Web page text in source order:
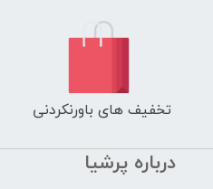
تخفیف های باورنکردنی
درباره پرشیا